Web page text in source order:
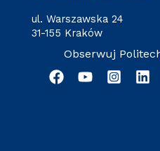
ul. Warszawska 24
31-155 Kraków
Obserwuj